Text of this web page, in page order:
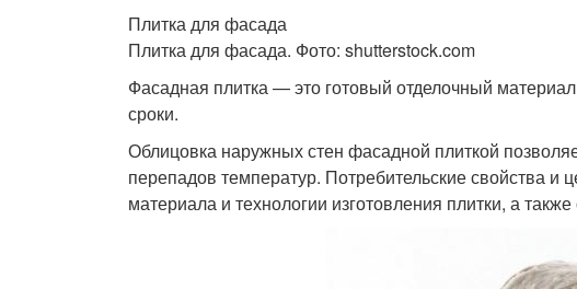
Плитка для фасада
Плитка для фасада. Фото: shutterstock.com
Фасадная плитка — это готовый отделочный
сроки.
Облицовка наружных стен фасадной плиткой
перепадов температур. Потребительские свойства и
материала и технологии изготовления плитки, а